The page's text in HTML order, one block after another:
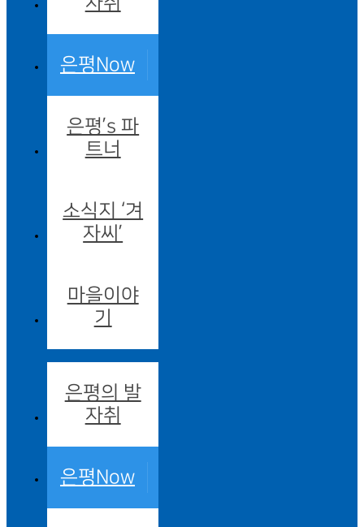
은평Now
은평’s 파
트너
소식지 ‘겨
자씨’
마을이야
기
은평의 발
자취
은평Now